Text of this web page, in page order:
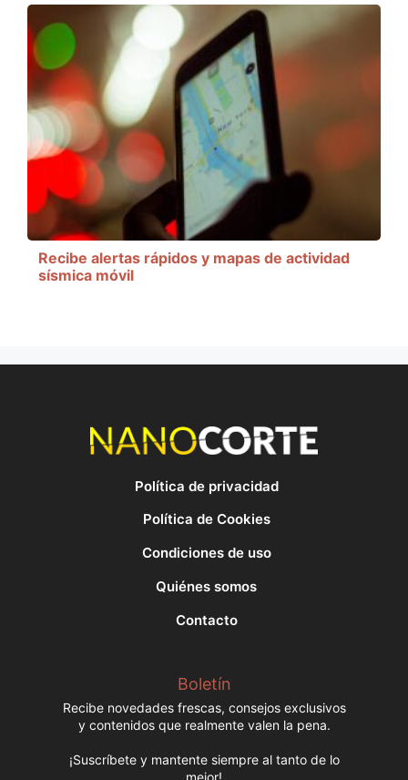
Recibe alertas rápidos y mapas de actividad
sísmica móvil
Política de privacidad
Política de Cookies
Condiciones de uso
Quiénes somos
Contacto
Boletín
Recibe novedades frescas, consejos exclusivos
y contenidos que realmente valen la pena.
¡Suscríbete y mantente siempre al tanto de lo
mejor!